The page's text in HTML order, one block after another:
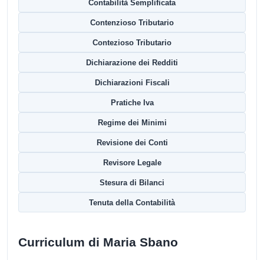
Contabilità Semplificata
Contenzioso Tributario
Contezioso Tributario
Dichiarazione dei Redditi
Dichiarazioni Fiscali
Pratiche Iva
Regime dei Minimi
Revisione dei Conti
Revisore Legale
Stesura di Bilanci
Tenuta della Contabilità
Curriculum di Maria Sbano